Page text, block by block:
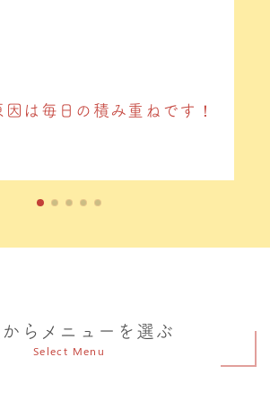
は毎日の積み重ねです！
らメニューを選ぶ
Select Menu